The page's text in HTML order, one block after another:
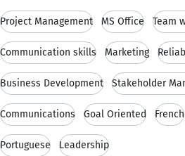
Project Management MS Office Team
Communication skills Marketing
Business Development Stakeholder
Communications Goal Oriented French
Portuguese Leadership